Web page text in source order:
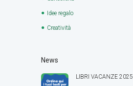
Idee regalo
Creatività
News
LIBRI VACANZE 2025